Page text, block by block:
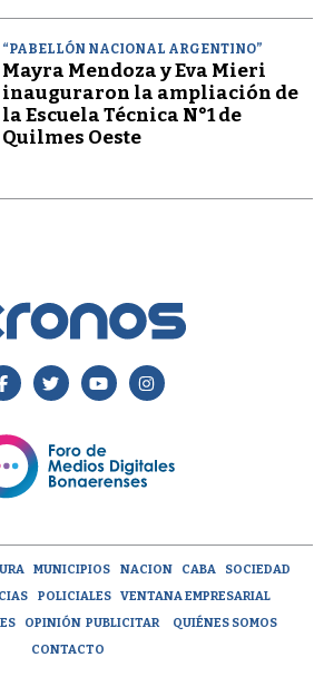
“PABELLÓN NACIONAL ARGENTINO”
Mayra Mendoza y Eva Mieri
inauguraron la ampliación de
la Escuela Técnica N°1 de
Quilmes Oeste
MUNICIPIOS NACION CABA
SOCIEDAD
POLICIALES
VENTANA EMPRESARIAL
OPINIÓN PUBLICITAR
QUIÉNES SOMOS
CONTACTO